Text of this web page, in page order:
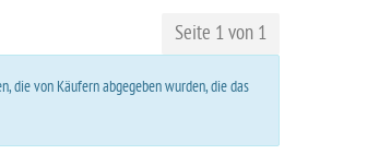
Seite 1 von 1
die von Käufern abgegeben wurden, die das